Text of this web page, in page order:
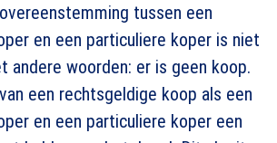
tussen een
en een particuliere koper is niet
andere woorden: er is geen koop.
een rechtsgeldige koop als een
en een particuliere koper een